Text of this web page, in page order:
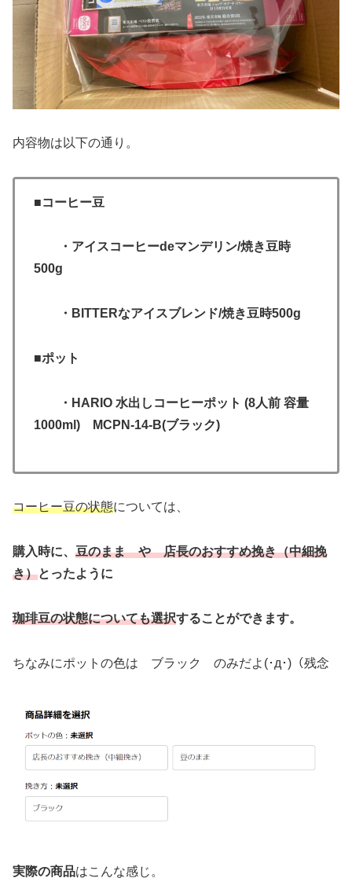
内容物は以下の通り。
■コーヒー豆
・アイスコーヒーdeマンデリン/焼き豆時
500g
・BITTERなアイスブレンド/焼き豆時500g
■ポット
・HARIO 水出しコーヒーポット (8人前 容量
1000ml) MCPN-14-B(ブラック)
コーヒー豆の状態については、
購入時に、 豆のまま や 店長のおすすめ挽き（中細挽
き）とったように
珈琲豆の状態についても選択することができます。
ちなみにポットの色は ブラック のみだよ(･д･)（残念
実際の商品はこんな感じ。